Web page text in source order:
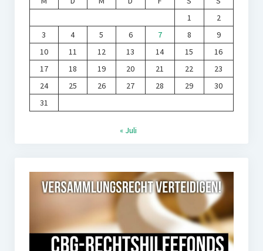
1
2
3
4 5 6 7 8
9
10
11 12 13 14 15
16
17
18 19 20 21 22
23
24
25 26 27 28 29
30
31
« Juli